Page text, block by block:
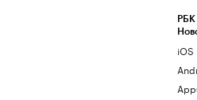
РБК
iOS